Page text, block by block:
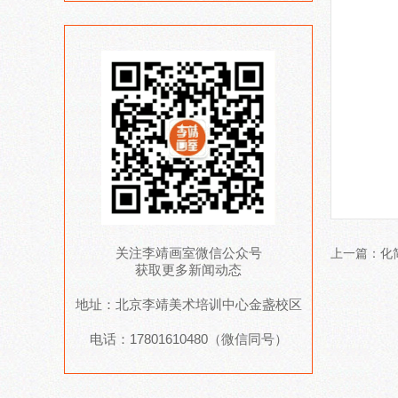
关注李靖画室微信公众号
获取更多新闻动态
地址：北京李靖美术培训中心金盏校区
电话：17801610480（微信同号）
上一篇： 化